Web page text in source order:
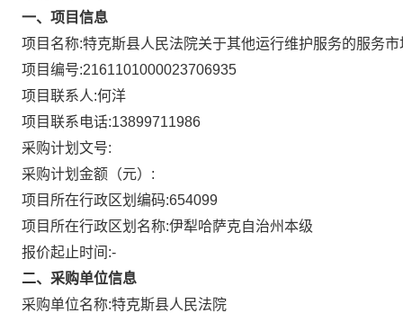
一、项目信息
项目名称:特克斯县人民法院关于其他运行维护服务的服务
项目编号:2161101000023706935
项目联系人:何洋
项目联系电话:13899711986
采购计划文号:
采购计划金额（元）:
项目所在行政区划编码:654099
项目所在行政区划名称:伊犁哈萨克自治州本级
报价起止时间:-
二、采购单位信息
采购单位名称:特克斯县人民法院